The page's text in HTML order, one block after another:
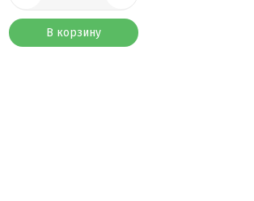
В корзину